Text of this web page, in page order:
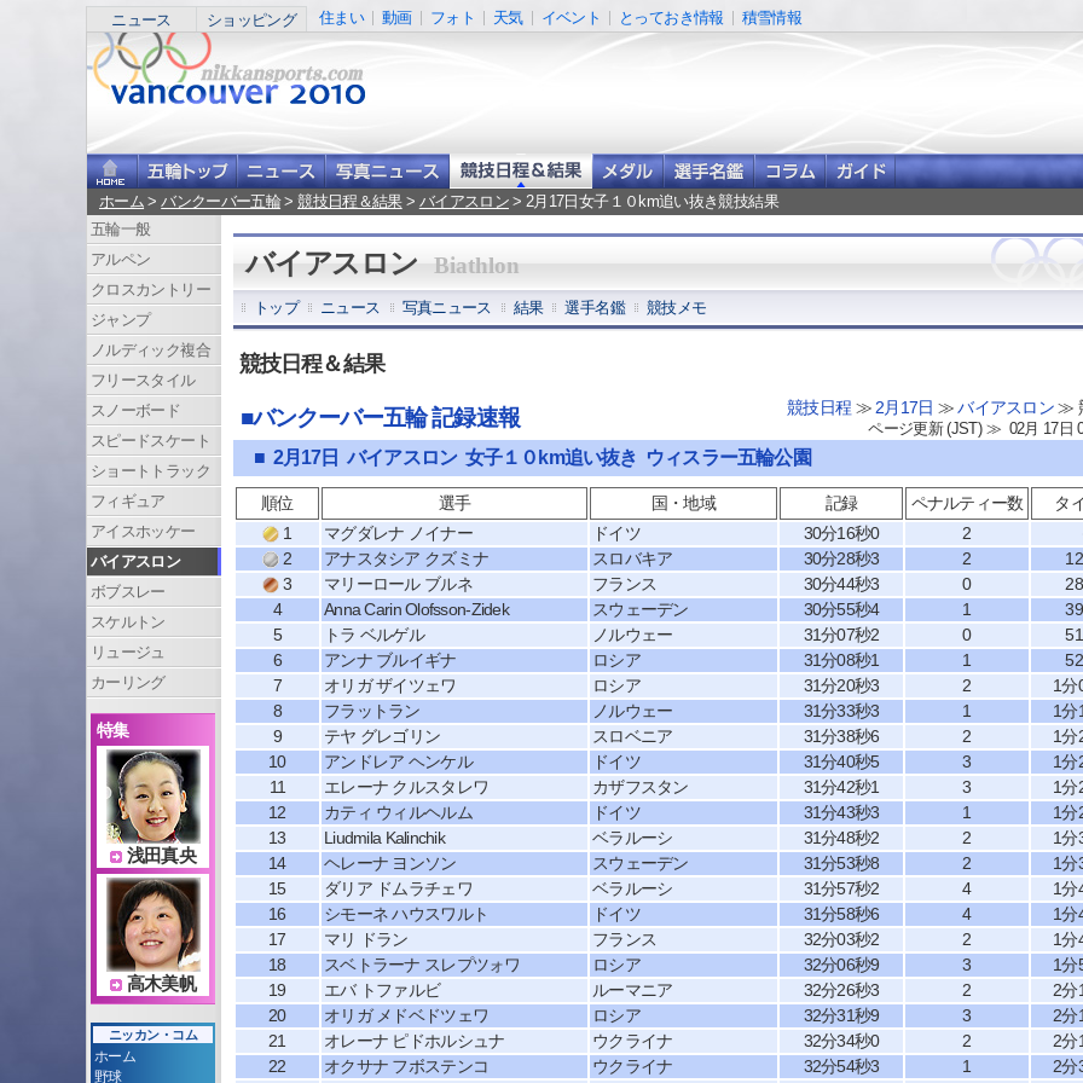
ニュース ショッピング 住まい 動画 フォト 天気 イベント とっておき情報 積雪情報
ホーム >バンクーバー五輪>競技日程＆結果> バイアスロン> 2月17日女子１０km追い抜き競技結果
バイアスロン Biathlon
トップ ニュース 写真ニュース 結果 選手名鑑 競技メモ
競技日程＆結果
■バンクーバー五輪 記録速報 競技日程 ≫ 2月17日 ≫バイアスロン≫
ページ更新 (JST) ≫ 02月 17日
■ 2月17日 バイアスロン 女子１０km追い抜き ウィスラー五輪公園
順位 選手 国・地域 記録 ペナルティー数
タ
1
マグダレナ ノイナー ドイツ 30分16秒0 2
2
アナスタシア クズミナ スロバキア 30分28秒3 2
3
マリーロール ブルネ フランス 30分44秒3 0
4
Anna Carin Olofsson-Zidek スウェーデン 30分55秒4 1
5
トラ ベルゲル ノルウェー 31分07秒2 0
6
アンナ ブルイギナ ロシア 31分08秒1 1
7
オリガ ザイツェワ ロシア 31分20秒3 2
1分
8
フラットラン ノルウェー 31分33秒3 1
1分
9
テヤ グレゴリン スロベニア 31分38秒6 2
1分
10
アンドレア ヘンケル ドイツ 31分40秒5 3
1分
11
エレーナ クルスタレワ カザフスタン 31分42秒1 3
1分
12
カティ ウィルヘルム ドイツ 31分43秒3 1
1分
13
Liudmila Kalinchik ベラルーシ 31分48秒2 2
1分
14
ヘレーナ ヨンソン スウェーデン 31分53秒8 2
1分
15
ダリア ドムラチェワ ベラルーシ 31分57秒2 4
1分
16
シモーネ ハウスワルト ドイツ 31分58秒6 4
1分
17
マリ ドラン フランス 32分03秒2 2
1分
18
スベトラーナ スレプツォワ ロシア 32分06秒9 3
1分
19
エバ トファルビ ルーマニア 32分26秒3 2
2分
20
オリガ メドベドツェワ ロシア 32分31秒9 3
2分
21
オレーナ ピドホルシュナ ウクライナ 32分34秒0 2
2分
22
オクサナ フボステンコ ウクライナ 32分54秒3 1
2分
五輪一般
アルペン
クロスカントリー
ジャンプ
ノルディック複合
フリースタイル
スノーボード
スピードスケート
ショートトラック
フィギュア
アイスホッケー
バイアスロン
ボブスレー
スケルトン
リュージュ
カーリング
特集
浅田真央
高木美帆
ニッカン・コム
ホーム
野球